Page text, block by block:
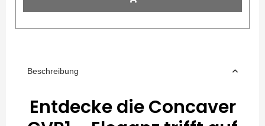
Beschreibung
Entdecke die Concaver